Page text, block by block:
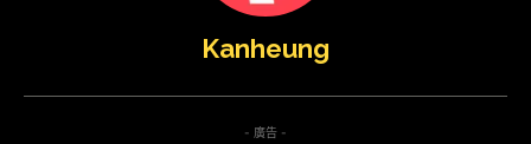
Kanheung
- 廣告 -